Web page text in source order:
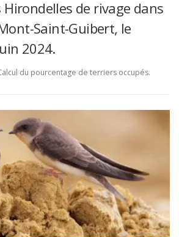
Hirondelles de rivage dans
Saint-Guibert, le
2024.
du pourcentage de terriers occupés.